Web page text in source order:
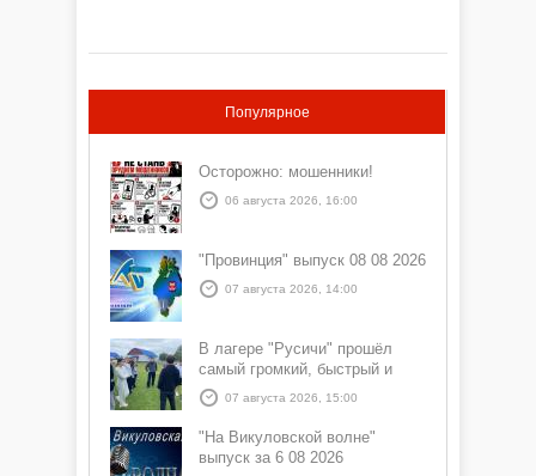
Популярное
Осторожно: мошенники!
06 августа 2026, 16:00
"Провинция" выпуск 08 08 2026
07 августа 2026, 14:00
В лагере "Русичи" прошёл
самый громкий, быстрый и
азартный час дня — Спортчас
07 августа 2026, 15:00
"На Викуловской волне"
выпуск за 6 08 2026